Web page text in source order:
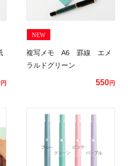
円
NEW
複写メモ A6 罫線 エメ
ラルドグリーン
550円